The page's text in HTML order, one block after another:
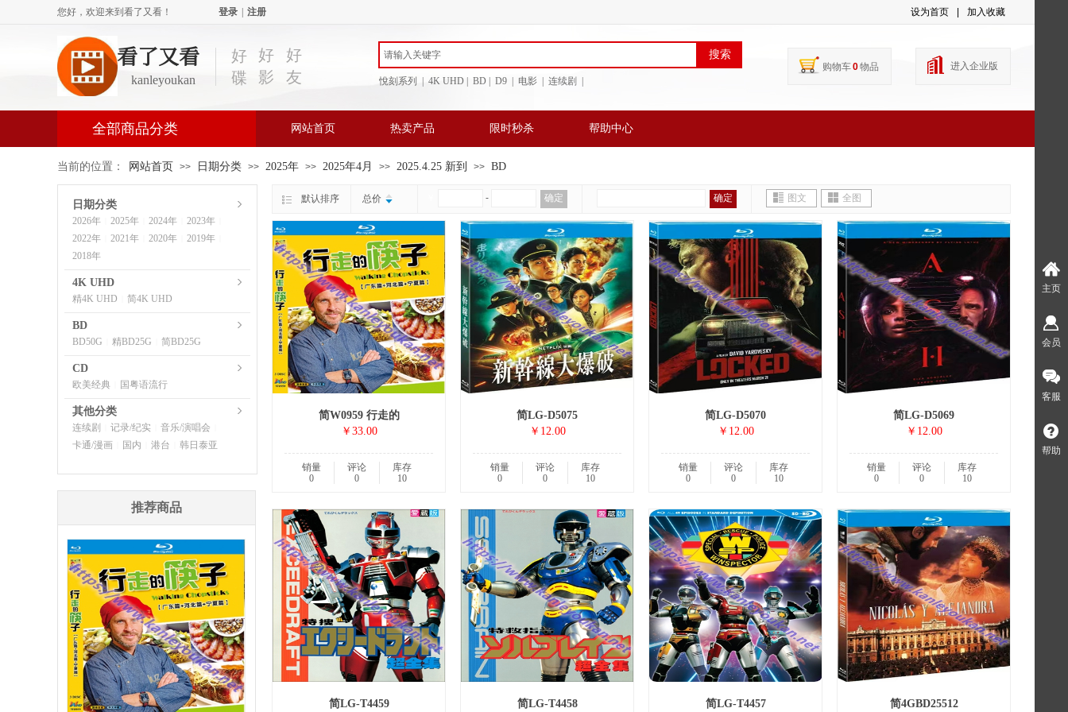
您好，欢迎来到看了又看！ 登录 注册 设为首页 加入收藏
好
碟
好
影
好
友
悅刻系列 | 4K UHD | BD | D9 | 电影 | 连续剧 |
购物车0物品 进入企业版
看了又看
kanleyoukan
搜索
全部商品分类 网站首页 热卖产品 限时秒杀 帮助中心
当前的位置： 网站首页 >> 日期分类 >> 2025年 >> 2025年4月 >> 2025.4.25 新到 >> BD
默认排序 总价 - 确定 确定 图文 全图
简W0959 行走的
￥33.00
销量
0
评论
0
库存
10
简LG-D5075
￥12.00
销量
0
评论
0
库存
10
简LG-D5070
￥12.00
销量
0
评论
0
库存
10
简LG-D5069
￥12.00
销量
0
评论
0
库存
10
简LG-T4459 简LG-T4458 简LG-T4457 简4GBD25512
日期分类
2026年 2025年 2024年 2023年
2022年 2021年 2020年 2019年
2018年
4K UHD
精4K UHD 简4K UHD
BD
BD50G 精BD25G 简BD25G
CD
欧美经典 国粤语流行
其他分类
连续剧 记录/纪实 音乐/演唱会
卡通/漫画 国内 港台 韩日泰亚
推荐商品
主页
会员
客服
帮助